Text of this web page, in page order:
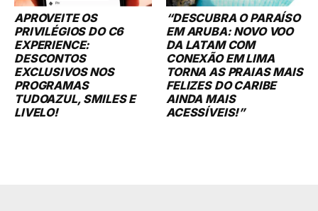
APROVEITE OS
PRIVILÉGIOS DO C6
EXPERIENCE:
DESCONTOS
EXCLUSIVOS NOS
PROGRAMAS
TUDOAZUL, SMILES E
LIVELO!
“DESCUBRA O PARAÍSO
EM ARUBA: NOVO VOO
DA LATAM COM
CONEXÃO EM LIMA
TORNA AS PRAIAS MAIS
FELIZES DO CARIBE
AINDA MAIS
ACESSÍVEIS!”